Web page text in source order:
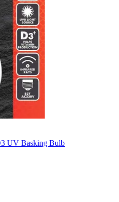
UV Basking Bulb